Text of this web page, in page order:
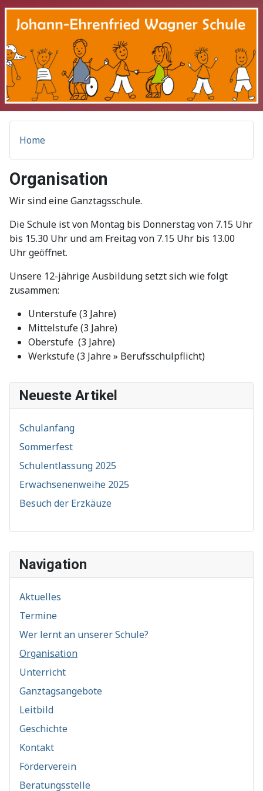
Navigation
Aktuelles
Termine
Wer lernt an unserer Schule?
Organisation
Unterricht
Ganztagsangebote
Leitbild
Geschichte
Kontakt
Förderverein
Beratungsstelle
Home
Organisation
Wir sind eine Ganztagsschule.
Die Schule ist von Montag bis Donnerstag von 7.15 Uhr
bis 15.30 Uhr und am Freitag von 7.15 Uhr bis 13.00
Uhr geöffnet.
Unsere 12-jährige Ausbildung setzt sich wie folgt
zusammen:
Unterstufe (3 Jahre)
Mittelstufe (3 Jahre)
Oberstufe (3 Jahre)
Werkstufe (3 Jahre » Berufsschulpflicht)
Neueste Artikel
Schulanfang
Sommerfest
Schulentlassung 2025
Erwachsenenweihe 2025
Besuch der Erzkäuze